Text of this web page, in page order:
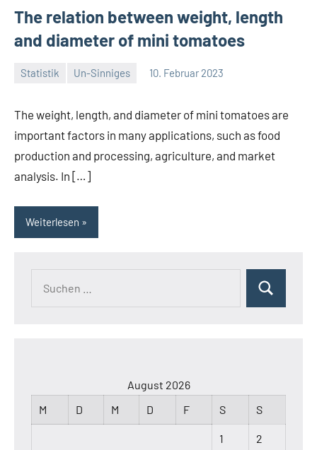
The relation between weight, length
and diameter of mini tomatoes
Statistik Un-Sinniges 10. Februar 2023
The weight, length, and diameter of mini tomatoes are
important factors in many applications, such as food
production and processing, agriculture, and market
analysis. In […]
Weiterlesen
Suchen
August 2026
M
D M D F S S
1 2